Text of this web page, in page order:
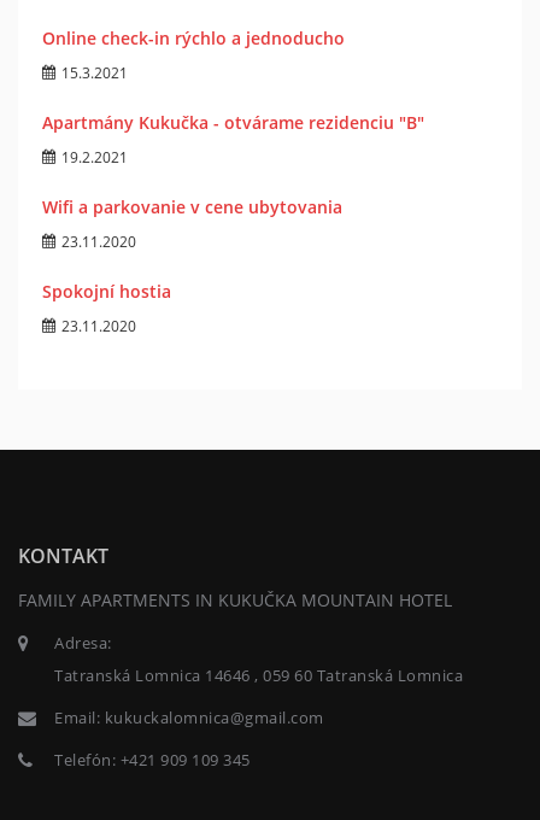
Online check-in rýchlo a jednoducho
15.3.2021
Apartmány Kukučka - otvárame rezidenciu "B"
19.2.2021
Wifi a parkovanie v cene ubytovania
23.11.2020
Spokojní hostia
23.11.2020
KONTAKT
FAMILY APARTMENTS IN KUKUČKA MOUNTAIN HOTEL
Adresa:
Tatranská Lomnica 14646 , 059 60 Tatranská Lomnica
Email: kukuckalomnica@gmail.com
Telefón: +421 909 109 345